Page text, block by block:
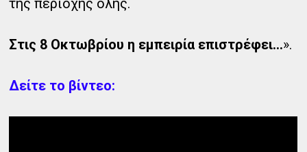
της περιοχής όλης.
Στις 8 Οκτωβρίου η εμπειρία επιστρέφει...».
Δείτε το βίντεο: